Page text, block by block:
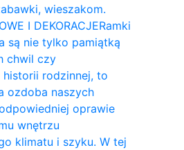
wieszakom.
I DEKORACJERamki
są nie tylko pamiątką
chwil czy
historii rodzinnej, to
ozdoba naszych
oprawie
wnętrzu
klimatu i szyku. W tej